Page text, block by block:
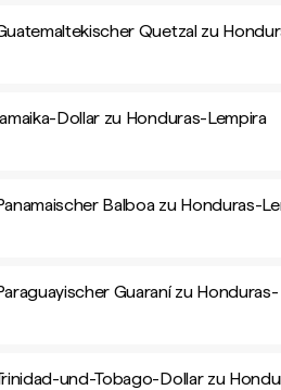
Quetzal zu
Dollar zu Honduras-Lempira
Balboa zu Honduras-
Guaraní zu Honduras-
und-Tobago-Dollar zu